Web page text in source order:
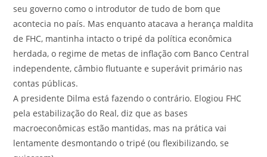
seu governo como o introdutor de tudo de bom que
acontecia no país. Mas enquanto atacava a herança maldita
de FHC, mantinha intacto o tripé da política econômica
herdada, o regime de metas de inflação com Banco Central
independente, câmbio flutuante e superávit primário nas
contas públicas.
A presidente Dilma está fazendo o contrário. Elogiou FHC
pela estabilização do Real, diz que as bases
macroeconômicas estão mantidas, mas na prática vai
lentamente desmontando o tripé (ou flexibilizando, se